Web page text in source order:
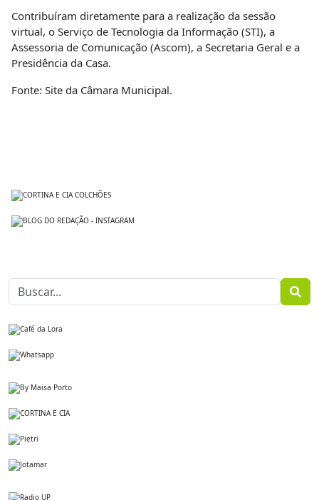
Contribuíram diretamente para a realização da sessão
virtual, o Serviço de Tecnologia da Informação (STI), a
Assessoria de Comunicação (Ascom), a Secretaria Geral e a
Presidência da Casa.
Fonte: Site da Câmara Municipal.